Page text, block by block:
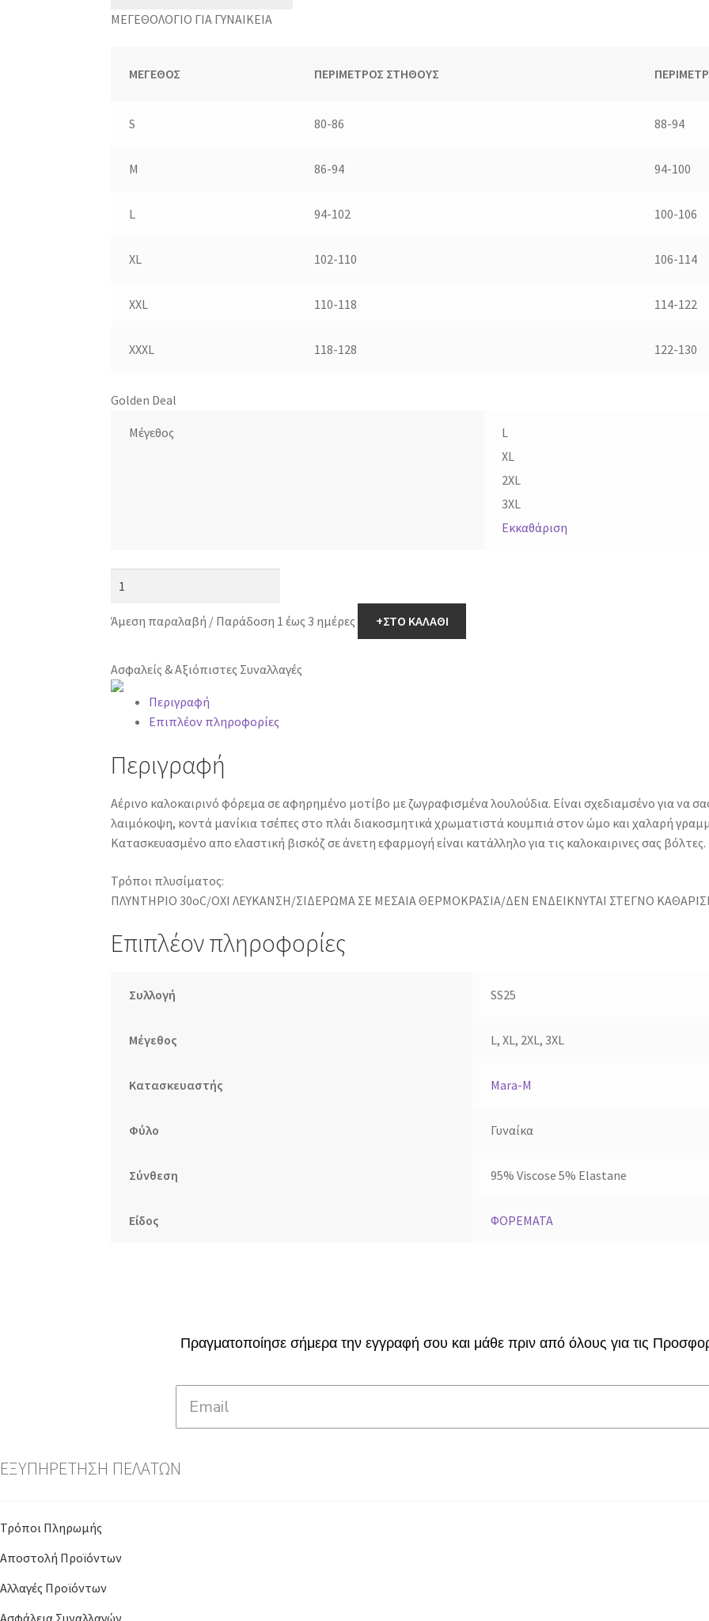
ΜΕΓΕΘΟΛΟΓΙΟ ΓΙΑ ΓΥΝΑΙΚΕΙΑ
ΜΕΓΕΘΟΣ ΠΕΡΙΜΕΤΡΟΣ ΣΤΗΘΟΥΣ
S 80-86 88-94
M 86-94 94-100
L 94-102 100-106
XL 102-110 106-114
XXL 110-118 114-122
XXXL 118-128 122-130
Golden Deal
Μέγεθος
L
XL
2XL
3XL
Εκκαθάριση
Γυναικείο
Εμπριμέ
5475-
Άμεση παραλαβή / Παράδοση 1 έως 3 ημέρες +ΣΤΟ ΚΑΛΑΘΙ
Ασφαλείς & Αξιόπιστες Συναλλαγές
Περιγραφή
Επιπλέον πληροφορίες
Περιγραφή
Αέρινο καλοκαιρινό φόρεμα σε αφηρημένο μοτίβο με ζωγραφισμένα λουλούδια. Είναι σχεδιαμσένο για να
λαιμόκοψη, κοντά μανίκια τσέπες στο πλάι διακοσμητικά χρωματιστά κουμπιά στον ώμο και χαλαρή
Κατασκευασμένο απο ελαστική βισκόζ σε άνετη εφαρμογή είναι κατάλληλο για τις καλοκαιρινες σας βόλτες.
Τρόποι πλυσίματος:
ΠΛΥΝΤΗΡΙΟ 30οC/ΟΧΙ ΛΕΥΚΑΝΣΗ/ΣΙΔΕΡΩΜΑ ΣΕ ΜΕΣΑΙΑ ΘΕΡΜΟΚΡΑΣΙΑ/ΔΕΝ ΕΝΔΕΙΚΝΥΤΑΙ ΣΤΕΓΝΟ
Επιπλέον πληροφορίες
Συλλογή SS25
Μέγεθος L, XL, 2XL, 3XL
Κατασκευαστής Mara-M
Φύλο Γυναίκα
Σύνθεση 95% Viscose 5% Elastane
Είδος ΦΟΡΕΜΑΤΑ
Πραγματοποίησε σήμερα την εγγραφή σου και μάθε πριν από όλους για τις
ΕΞΥΠΗΡΕΤΗΣΗ ΠΕΛΑΤΩΝ
Τρόποι Πληρωμής
Αποστολή Προϊόντων
Αλλαγές Προϊόντων